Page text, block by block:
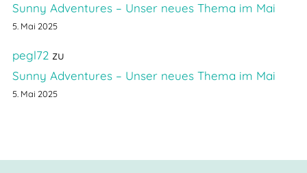
Sunny Adventures – Unser neues Thema im Mai
5. Mai 2025
pegl72zu
Sunny Adventures – Unser neues Thema im Mai
5. Mai 2025